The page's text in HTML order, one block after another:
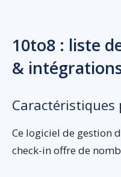
10to8 : liste
&
Caractéristiques
Ce logiciel de gestion
check-in offre de